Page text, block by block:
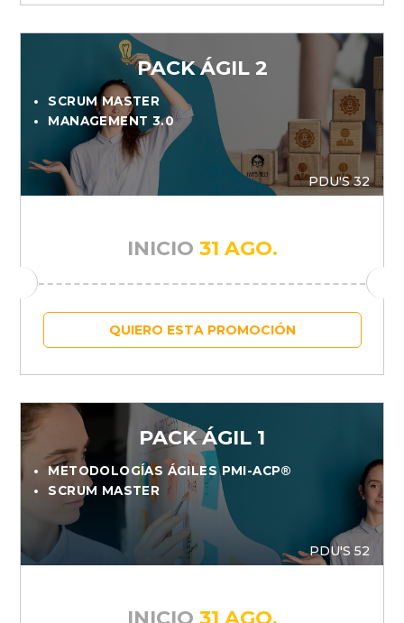
PACK ÁGIL 2
SCRUM MASTER
MANAGEMENT 3.0
PDU'S 32
INICIO 31 AGO.
QUIERO ESTA PROMOCIÓN
PACK ÁGIL 1
METODOLOGÍAS ÁGILES PMI-ACP®
SCRUM MASTER
PDU'S 52